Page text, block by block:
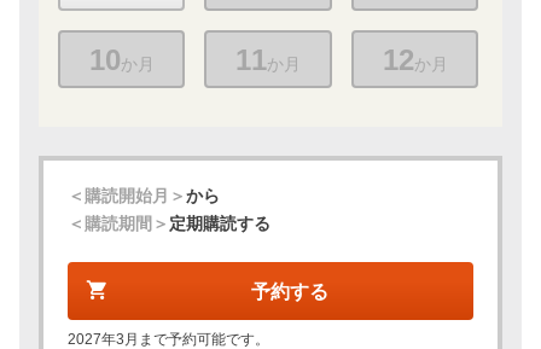
10か月 11か月 12か月
＜購読開始月＞から
＜購読期間＞ 定期購読する
予約する
2027年3月まで予約可能です。